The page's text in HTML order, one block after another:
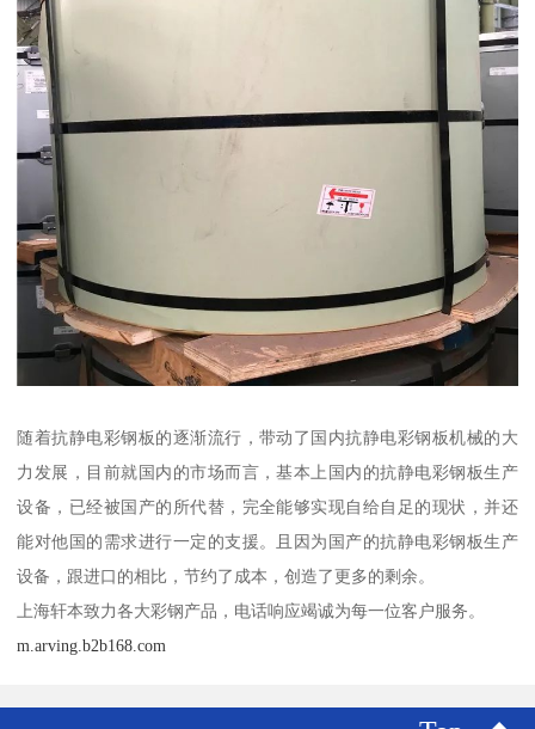
随着抗静电彩钢板的逐渐流行，带动了国内抗静电彩钢板机械的大
力发展，目前就国内的市场而言，基本上国内的抗静电彩钢板生产
设备，已经被国产的所代替，完全能够实现自给自足的现状，并还
能对他国的需求进行一定的支援。且因为国产的抗静电彩钢板生产
设备，跟进口的相比，节约了成本，创造了更多的剩余。
上海轩本致力各大彩钢产品，电话响应竭诚为每一位客户服务。
m.arving.b2b168.com